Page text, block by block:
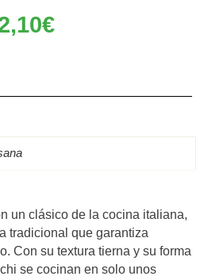
€
un clásico de la cocina italiana,
tradicional que garantiza
Con su textura tierna y su forma
se cocinan en solo unos